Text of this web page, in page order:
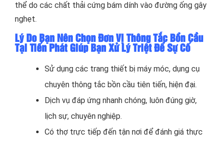
thể do các chất thải cứng bám dính vào đường ống gây
nghẹt.
Lý Do Bạn Nên Chọn Đơn Vị Thông Tắc Bồn Cầu
Tại Tiến Phát Giúp Bạn Xử Lý Triệt Để Sự Cố
Sử dụng các trang thiết bị máy móc, dụng cụ
chuyên thông tắc bồn cầu tiên tiến, hiện đại.
Dịch vụ đáp ứng nhanh chóng, luôn đúng giờ,
lịch sự, chuyên nghiệp.
Có thợ trực tiếp đến tận nơi để đánh giá thực